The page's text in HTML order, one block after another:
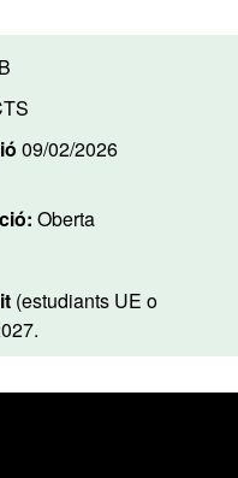
09/02/2026
Oberta
(estudiants UE o